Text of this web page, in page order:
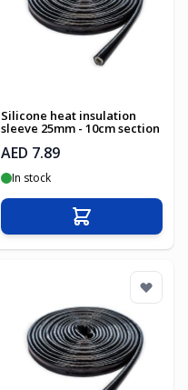
Silicone heat insulation
sleeve 25mm - 10cm section
AED 7.89
In stock
Add to Cart